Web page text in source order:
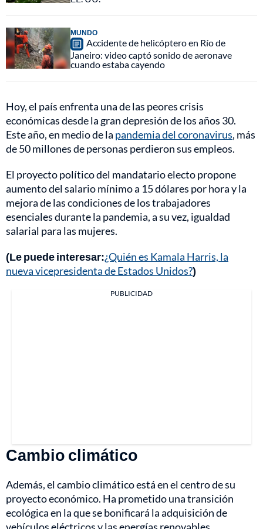
MUNDO
Accidente de helicóptero en Río de
Janeiro: video captó sonido de aeronave
cuando estaba cayendo
Hoy, el país enfrenta una de las peores crisis
económicas desde la gran depresión de los años 30.
Este año, en medio de la pandemia del coronavirus, más
de 50 millones de personas perdieron sus empleos.
El proyecto político del mandatario electo propone
aumento del salario mínimo a 15 dólares por hora y la
mejora de las condiciones de los trabajadores
esenciales durante la pandemia, a su vez, igualdad
salarial para las mujeres.
(Le puede interesar:¿Quién es Kamala Harris, la
nueva vicepresidenta de Estados Unidos?)
PUBLICIDAD
Cambio climático
Además, el cambio climático está en el centro de su
proyecto económico. Ha prometido una transición
ecológica en la que se bonificará la adquisición de
vehículos eléctricos y las energías renovables.